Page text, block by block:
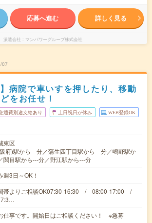
応募へ進む 詳しく見る
派遣会社 マンパワーグループ株式会社
07
病院で車いすを押したり、移動
をお任せ！
通費別途支給あり 土日祝日が休み WEB登録OK
東区
府)駅から---分／蒲生四丁目駅から---分／鴫野駅か
関目駅から---分／野江駅から---分
週3日～OK！
帯よりご相談OK07:30-16:30 / 08:00-17:00 /
仕事です。開始日はご相談ください！ ※急募